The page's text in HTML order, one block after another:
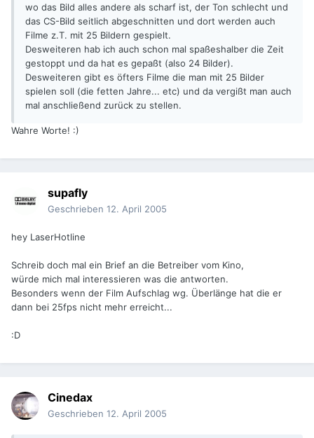
wo das Bild alles andere als scharf ist, der Ton schlecht und
das CS-Bild seitlich abgeschnitten und dort werden auch
Filme z.T. mit 25 Bildern gespielt.
Desweiteren hab ich auch schon mal spaßeshalber die Zeit
gestoppt und da hat es gepaßt (also 24 Bilder).
Desweiteren gibt es öfters Filme die man mit 25 Bilder
spielen soll (die fetten Jahre... etc) und da vergißt man auch
mal anschließend zurück zu stellen.
Wahre Worte! :)
supafly
Geschrieben 12. April 2005
hey LaserHotline
Schreib doch mal ein Brief an die Betreiber vom Kino,
würde mich mal interessieren was die antworten.
Besonders wenn der Film Aufschlag wg. Überlänge hat die er
dann bei 25fps nicht mehr erreicht...
:D
Cinedax
Geschrieben 12. April 2005